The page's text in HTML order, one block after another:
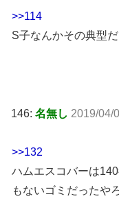
>>114
S子なんかその典型
146: 名無し 2019/04/
>>132
ハムエスコバーは
もないゴミだったや